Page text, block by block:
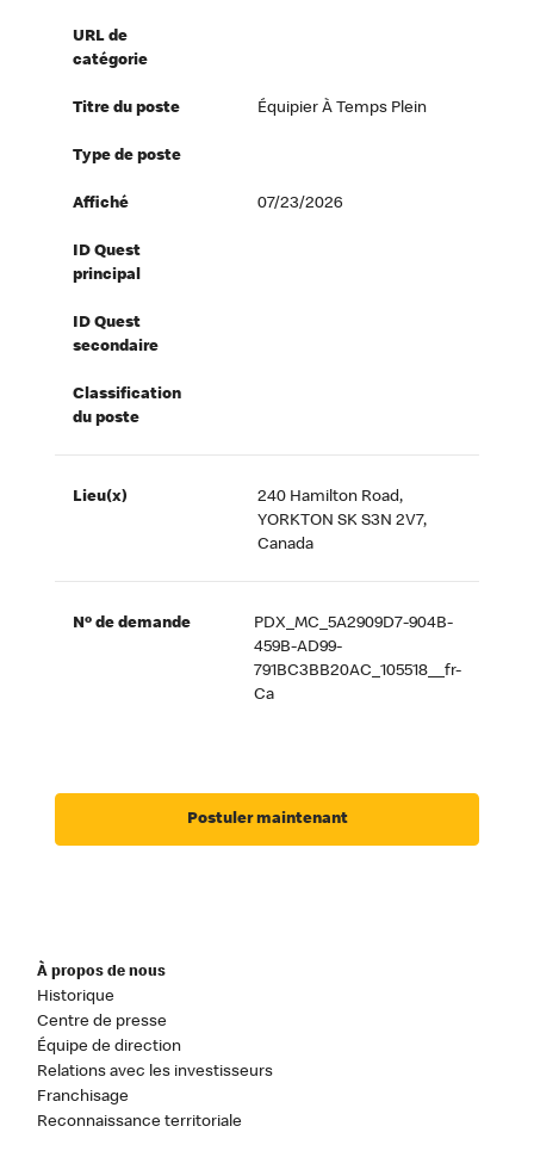
URL de
catégorie
Titre du poste Équipier À Temps Plein
Type de poste
Affiché 07/23/2026
ID Quest
principal
ID Quest
secondaire
Classification
du poste
Lieu(x)
240 Hamilton Road,
YORKTON SK S3N 2V7,
Canada
Nº de demande
PDX_MC_5A2909D7-904B-
459B-AD99-
791BC3BB20AC_105518__fr-
Ca
Postuler maintenant
À propos de nous
Historique
Centre de presse
Équipe de direction
Relations avec les investisseurs
Franchisage
Reconnaissance territoriale